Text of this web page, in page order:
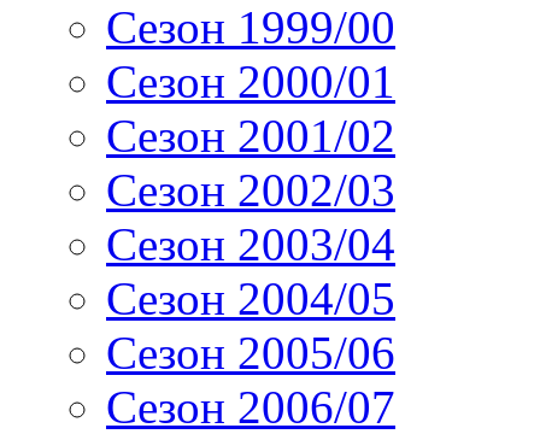
Сезон 1999/00
Сезон 2000/01
Сезон 2001/02
Сезон 2002/03
Сезон 2003/04
Сезон 2004/05
Сезон 2005/06
Сезон 2006/07